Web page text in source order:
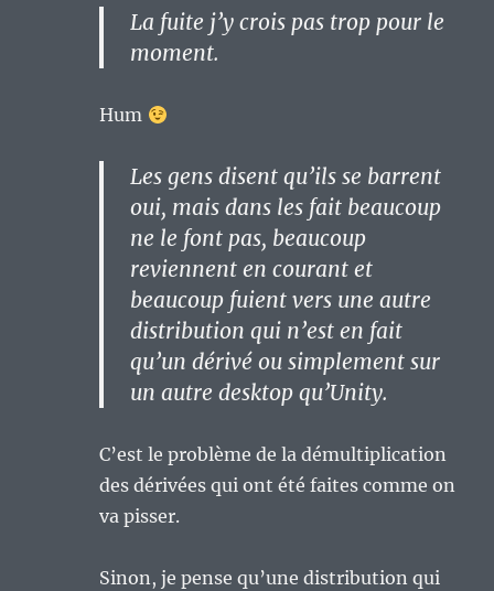
La fuite j’y crois pas trop pour le
moment.
Hum
Les gens disent qu’ils se barrent
oui, mais dans les fait beaucoup
ne le font pas, beaucoup
reviennent en courant et
beaucoup fuient vers une autre
distribution qui n’est en fait
qu’un dérivé ou simplement sur
un autre desktop qu’Unity.
C’est le problème de la démultiplication
des dérivées qui ont été faites comme on
va pisser.
Sinon, je pense qu’une distribution qui